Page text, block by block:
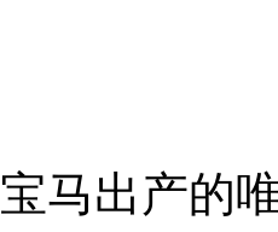
马出产的